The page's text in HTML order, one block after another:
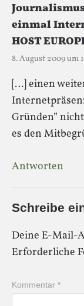
einmal
HOST
8. August 2009 um
[…] einen
Gründen”
es den
Antworten
Schreibe
Deine E-Mail-
Erforderliche
Kommentar *